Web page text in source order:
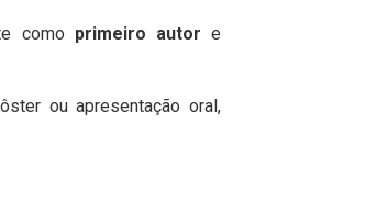
como primeiro autor e
ou apresentação oral,